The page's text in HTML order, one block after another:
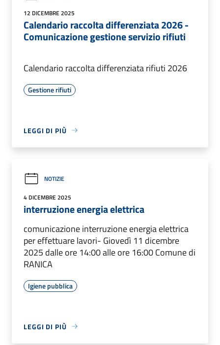
12 DICEMBRE 2025
Calendario raccolta differenziata 2026 -
Comunicazione gestione servizio rifiuti
Calendario raccolta differenziata rifiuti 2026
Gestione rifiuti
LEGGI DI PIÙ
NOTIZIE
4 DICEMBRE 2025
interruzione energia elettrica
comunicazione interruzione energia elettrica
per effettuare lavori- Giovedì 11 dicembre
2025 dalle ore 14:00 alle ore 16:00 Comune di
RANICA
Igiene pubblica
LEGGI DI PIÙ